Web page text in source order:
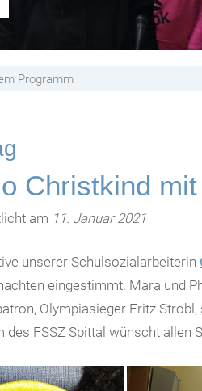
Programm
Christkind
am 11. Januar 2021
unserer Schulsozialarbeiterin
eingestimmt. Mara und
Olympiasieger Fritz
des FSSZ Spittal wünscht allen